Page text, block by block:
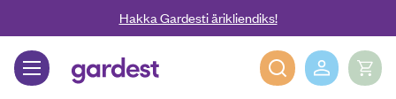
Liigu edasi põhisisu juurdeHakka Gardesti ärikliendiks!
Gardest